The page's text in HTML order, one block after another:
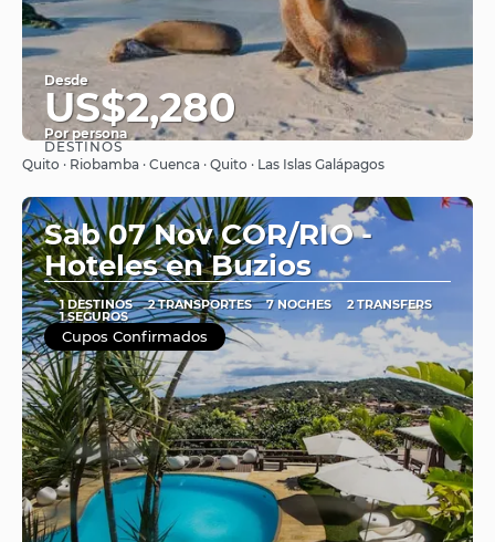
Desde
US$2,280
Por persona
Ver
DESTINOS
Quito · Riobamba · Cuenca · Quito · Las Islas Galápagos
Sab 07 Nov COR/RIO -
Hoteles en Buzios
1 DESTINOS 2 TRANSPORTES 7 NOCHES 2 TRANSFERS
1 SEGUROS
Cupos Confirmados